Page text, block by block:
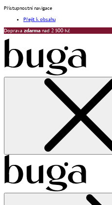
Přístupnostní navigace
Přejít k obsahu
Doprava zdarma nad 2 500 Kč